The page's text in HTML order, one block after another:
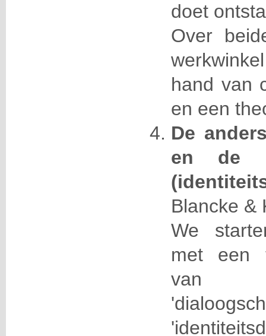
doet
Over
hand van
en een
De
en de
Blancke &
We
met een
van